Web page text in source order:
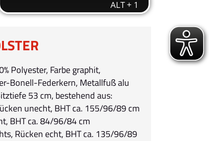
Polyester, Farbe graphit,
Bonell-Federkern, Metallfuß alu
53 cm, bestehend aus:
unecht, BHT ca. 155/96/89 cm
BHT ca. 84/96/84 cm
Rücken echt, BHT ca. 135/96/89